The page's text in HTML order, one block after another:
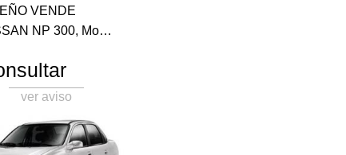
VENDE
NP 300, Mod
4081719
ver aviso